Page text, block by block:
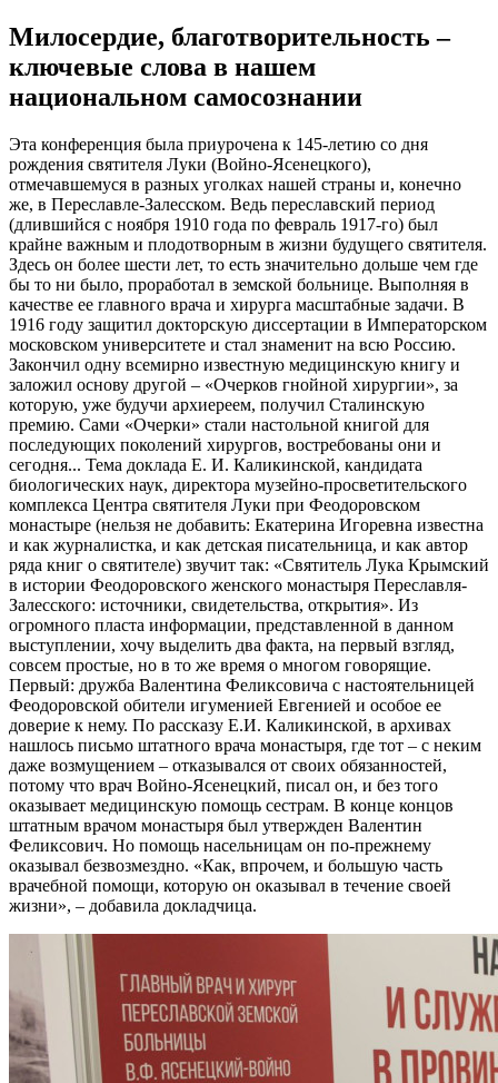
Милосердие, благотворительность –
ключевые слова в нашем
национальном самосознании
Эта конференция была приурочена к 145-летию со дня
рождения святителя Луки (Войно-Ясенецкого),
отмечавшемуся в разных уголках нашей страны и, конечно
же, в Переславле-Залесском. Ведь переславский период
(длившийся с ноября 1910 года по февраль 1917-го) был
крайне важным и плодотворным в жизни будущего cвятителя.
Здесь он более шести лет, то есть значительно дольше чем где
бы то ни было, проработал в земской больнице. Выполняя в
качестве ее главного врача и хирурга масштабные задачи. В
1916 году защитил докторскую диссертации в Императорском
московском университете и стал знаменит на всю Россию.
Закончил одну всемирно известную медицинскую книгу и
заложил основу другой – «Очерков гнойной хирургии», за
которую, уже будучи архиереем, получил Сталинскую
премию. Сами «Очерки» стали настольной книгой для
последующих поколений хирургов, востребованы они и
сегодня... Тема доклада Е. И. Каликинской, кандидата
биологических наук, директора музейно-просветительского
комплекса Центра святителя Луки при Феодоровском
монастыре (нельзя не добавить: Екатерина Игоревна известна
и как журналистка, и как детская писательница, и как автор
ряда книг о cвятителе) звучит так: «Святитель Лука Крымский
в истории Феодоровского женского монастыря Переславля-
Залесского: источники, свидетельства, открытия». Из
огромного пласта информации, представленной в данном
выступлении, хочу выделить два факта, на первый взгляд,
совсем простые, но в то же время о многом говорящие.
Первый: дружба Валентина Феликсовича с настоятельницей
Феодоровской обители игуменией Евгенией и особое ее
доверие к нему. По рассказу Е.И. Каликинской, в архивах
нашлось письмо штатного врача монастыря, где тот – с неким
даже возмущением – отказывался от своих обязанностей,
потому что врач Войно-Ясенецкий, писал он, и без того
оказывает медицинскую помощь сестрам. В конце концов
штатным врачом монастыря был утвержден Валентин
Феликсович. Но помощь насельницам он по-прежнему
оказывал безвозмездно. «Как, впрочем, и большую часть
врачебной помощи, которую он оказывал в течение своей
жизни», – добавила докладчица.